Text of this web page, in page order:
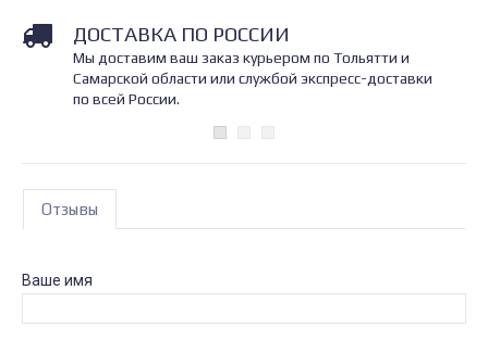
ДОСТАВКА ПО РОССИИ
Мы доставим ваш заказ курьером по Тольятти и
Самарской области или службой экспресс-доставки
по всей России.
Отзывы
Ваше имя